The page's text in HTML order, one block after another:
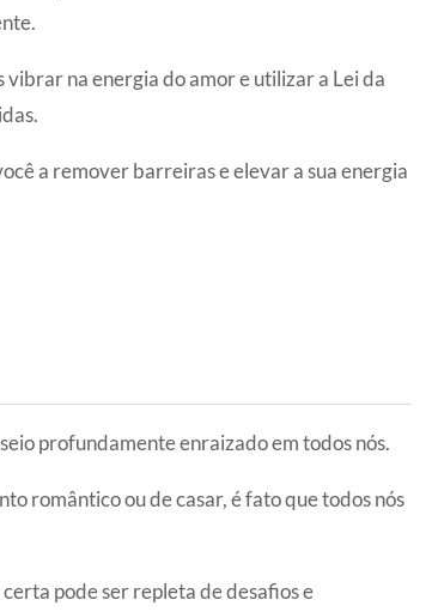
na energia do amor e utilizar a Lei da
a remover barreiras e elevar a sua energia
profundamente enraizado em todos nós.
romântico ou de casar, é fato que todos nós
pode ser repleta de desafios e